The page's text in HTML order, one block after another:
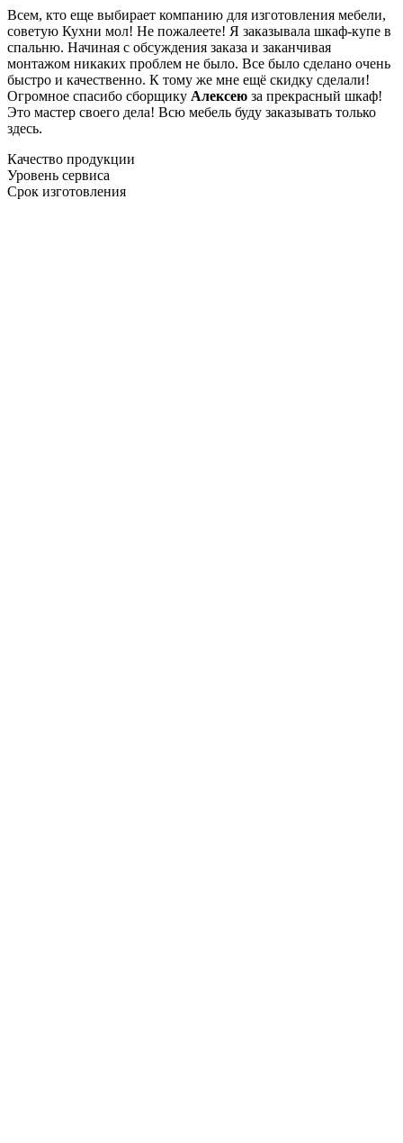
Всем, кто еще выбирает компанию для изготовления мебели,
советую Кухни мол! Не пожалеете! Я заказывала шкаф-купе в
спальню. Начиная с обсуждения заказа и заканчивая
монтажом никаких проблем не было. Все было сделано очень
быстро и качественно. К тому же мне ещё скидку сделали!
Огромное спасибо сборщику Алексею за прекрасный шкаф!
Это мастер своего дела! Всю мебель буду заказывать только
здесь.
Качество продукции
Уровень сервиса
Срок изготовления